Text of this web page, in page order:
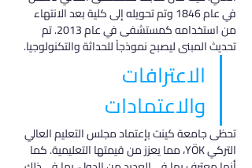
في عام 1846 وتم تحويله إلى كلية بعد الانتهاء
من استخدامه كمستشفى في عام 2013. تم
تحديث المبنى ليصبح نموذجاً للحداثة والتكنولوجيا.
الاعترافات
والاعتمادات
تحظى جامعة كينت بإعتماد مجلس التعليم العالي
التركي YÖK، مما يعزز من قيمتها التعليمية. كما